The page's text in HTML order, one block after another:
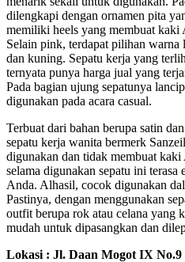
dilengkapi dengan ornamen pita
memiliki heels yang membuat
Selain pink, terdapat pilihan
dan kuning. Sepatu kerja yang
ternyata punya harga jual yang
Pada bagian ujung sepatunya
digunakan pada acara casual.
Terbuat dari bahan berupa satin
sepatu kerja wanita bermerk
digunakan dan tidak membuat
selama digunakan sepatu ini
Anda. Alhasil, cocok digunakan
Pastinya, dengan menggunakan
outfit berupa rok atau celana yang
mudah untuk dipasangkan dan
Lokasi : Jl. Daan Mogot IX No.9